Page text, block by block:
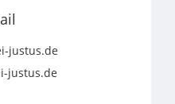
justus.de
justus.de